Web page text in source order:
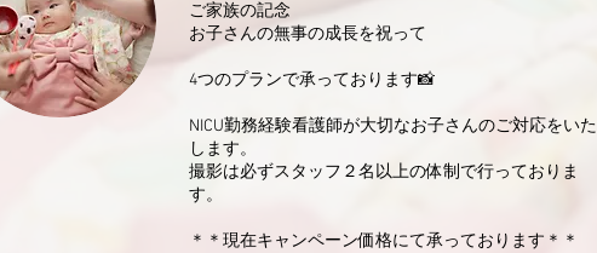
ご家族の記念
お子さんの無事の成長を祝って
4つのプランで承っております📸
NICU勤務経験看護師が大切なお子さんのご対応をいた
します。
撮影は必ずスタッフ２名以上の体制で行っておりま
す。
＊＊現在キャンペーン価格にて承っております＊＊